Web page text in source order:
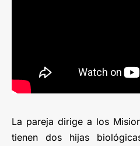
La pareja dirige a los
tienen dos hijas